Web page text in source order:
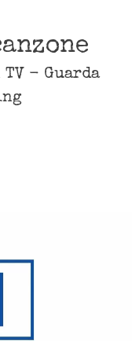
- Guarda